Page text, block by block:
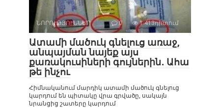
ՆՈՐՈՒԹՅՈՒՆՆԵՐ 0 1 413դիտում
Ատամի մածուկ գնելուց առաջ,
անպայման նայեք այս
քառակուսիների գույներին․ Ահա
թե ինչու
Հիմնականում մարդիկ ատամի մածուկ գնելուց
կարդում են պիտակը վրա գրվածը, սակայն
նրանցից շատերը կարդում